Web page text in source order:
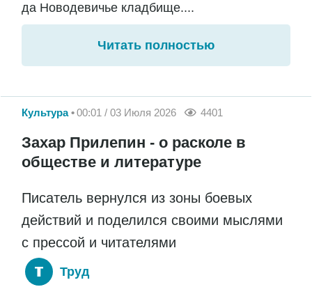
да Новодевичье кладбище....
Читать полностью
Культура 00:01 / 03 Июля 2026 4401
Захар Прилепин - о расколе в
обществе и литературе
Писатель вернулся из зоны боевых
действий и поделился своими мыслями
с прессой и читателями
Труд